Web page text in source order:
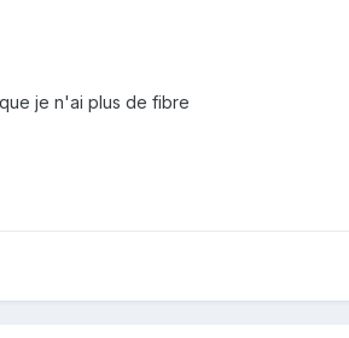
je n'ai plus de fibre